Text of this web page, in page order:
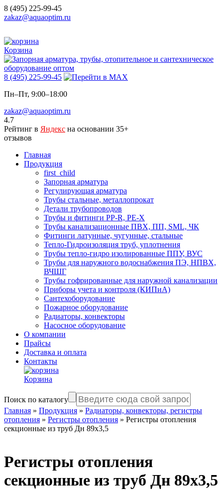
8 (495) 225-99-45
zakaz@aquaoptim.ru
Корзина
8 (495) 225-99-45
Пн–Пт, 9:00–18:00
zakaz@aquaoptim.ru
4.7
Рейтинг в Яндекс на основании 35+
отзывов
Главная
Продукция
first_child
Запорная арматура
Регулирующая арматура
Трубы стальные, металлопрокат
Детали трубопроводов
Трубы и фитинги PP-R, PE-X
Трубы канализационные ПВХ, ПП, SML, ЧК
Фитинги латунные, чугунные, стальные
Тепло-Гидроизоляция труб, уплотнения
Трубы тепло-гидро изолированные ППУ, ВУС
Трубы для наружного водоснабжения ПЭ, НПВХ,
ВЧШГ
Трубы гофрированные для наружной канализации
Приборы учета и контроля (КИПиА)
Сантехоборудование
Пожарное оборудование
Радиаторы, конвекторы
Насосное оборудование
О компании
Прайсы
Доставка и оплата
Контакты
Корзина
Поиск по каталогу
Главная » Продукция » Радиаторы, конвекторы, регистры
отопления » Регистры отопления » Регистры отопления
секционные из труб Дн 89х3,5
Регистры отопления
секционные из труб Дн 89х3,5